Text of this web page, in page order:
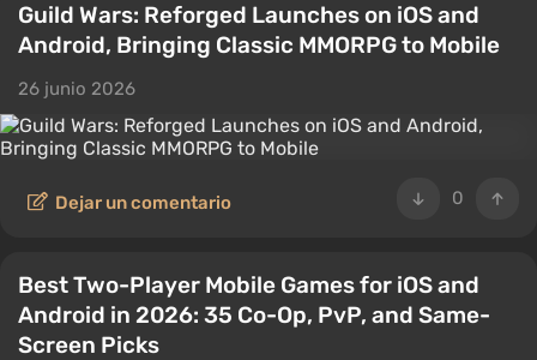
Guild Wars: Reforged Launches on iOS and
Android, Bringing Classic MMORPG to Mobile
26 junio 2026
0
Dejar un comentario
Best Two-Player Mobile Games for iOS and
Android in 2026: 35 Co-Op, PvP, and Same-
Screen Picks